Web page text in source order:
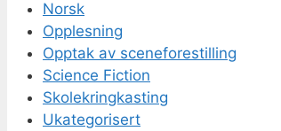
Norsk
Opplesning
Opptak av sceneforestilling
Science Fiction
Skolekringkasting
Ukategorisert